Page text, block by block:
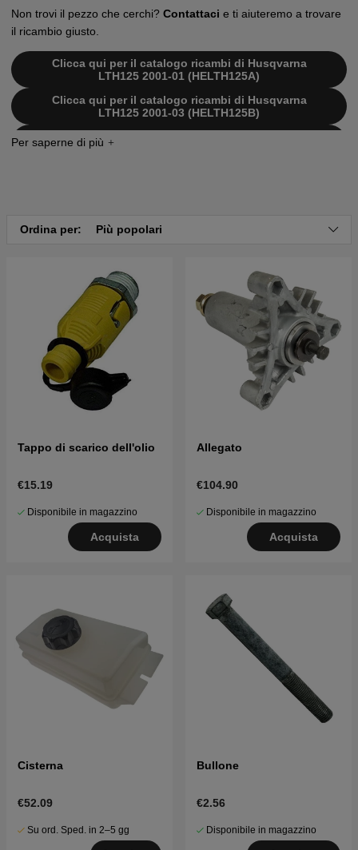
Non trovi il pezzo che cerchi? Contattaci e ti aiuteremo a trovare
il ricambio giusto.
Clicca qui per il catalogo ricambi di Husqvarna
LTH125 2001-01 (HELTH125A)
Clicca qui per il catalogo ricambi di Husqvarna
LTH125 2001-03 (HELTH125B)
Clicca qui per il catalogo ricambi di Husqvarna
LTH125 2002-01 (HELTH125C)
LTH125 2002-03 (HELTH125E)
Ordina per: Più popolari
Tappo di scarico dell'olio
€15.19
Disponibile in magazzino
Acquista
Allegato
€104.90
Disponibile in magazzino
Acquista
Cisterna
€52.09
Su ord. Sped. in 2–5 gg
Bullone
€2.56
Disponibile in magazzino